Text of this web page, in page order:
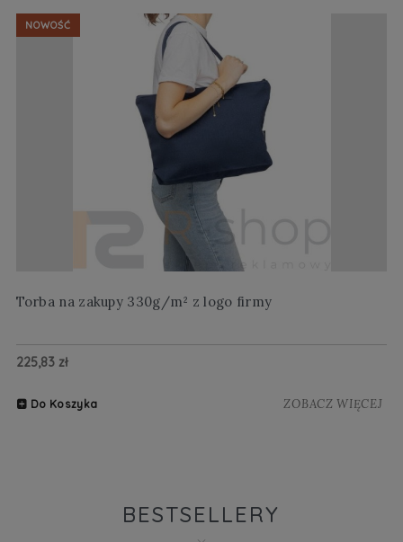
Torba na zakupy 330g/m² z logo firmy
225,83 zł
Do Koszyka ZOBACZ WIĘCEJ
NOWOŚĆ
BESTSELLERY